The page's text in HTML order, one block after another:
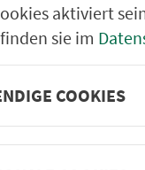
Querstr.
Sperbersl.Str.
Max-Reger-Weg
In der Gibitzen
aktiviert
sie im
COOKIES